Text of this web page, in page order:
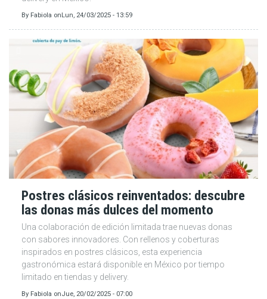
By Fabiola onLun, 24/03/2025 - 13:59
Postres clásicos reinventados: descubre
las donas más dulces del momento
Una colaboración de edición limitada trae nuevas donas
con sabores innovadores. Con rellenos y coberturas
inspirados en postres clásicos, esta experiencia
gastronómica estará disponible en México por tiempo
limitado en tiendas y delivery.
By Fabiola onJue, 20/02/2025 - 07:00